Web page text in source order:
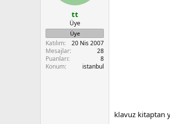
l
a
t
a
n
ı
a
r
i
h
i
tt
Üye
Üye
Katılım
20 Nis 2007
Mesajlar
28
Puanları
8
Konum
istanbul
klavuz kitaptan